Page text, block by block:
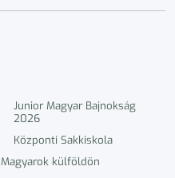
Junior Magyar Bajnokság
2026
Központi Sakkiskola
Magyarok külföldön